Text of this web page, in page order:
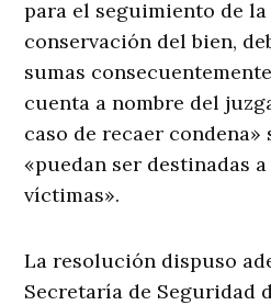
para el seguimiento de
conservación del bien,
sumas
cuenta a nombre del
caso de recaer
«puedan ser destinadas
víctimas».
La resolución dispuso
Secretaría de Seguridad